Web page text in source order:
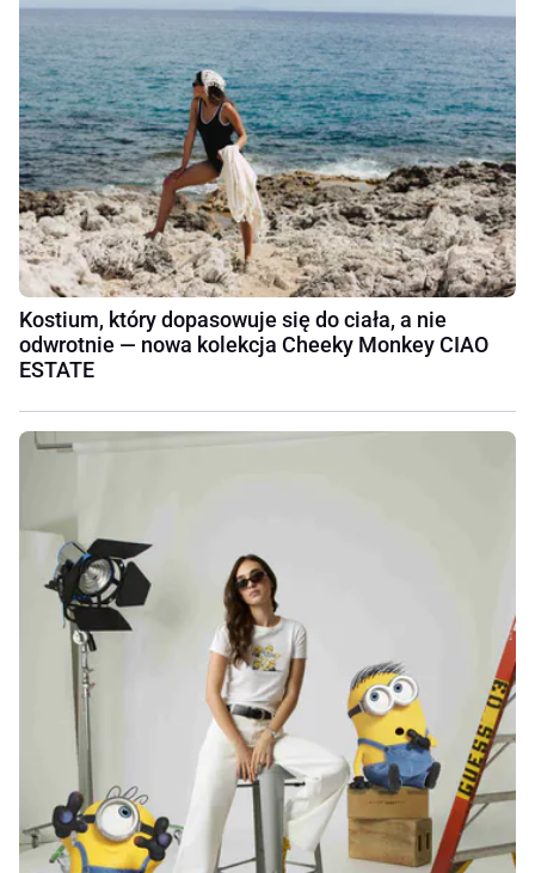
Kostium, który dopasowuje się do ciała, a nie
odwrotnie — nowa kolekcja Cheeky Monkey CIAO
ESTATE